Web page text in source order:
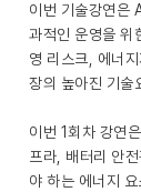
이번 기술강연은
과적인 운영을 위
영 리스크, 에너
장의 높아진 기술
이번 1회차 강연
프라, 배터리 안
야 하는 에너지